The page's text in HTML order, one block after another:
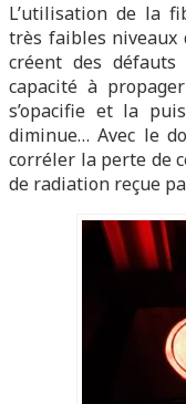
L’utilisation de la
très faibles niveaux
créent des
capacité à
s’opacifie et la
diminue… Avec le
corréler la perte de
de radiation reçue